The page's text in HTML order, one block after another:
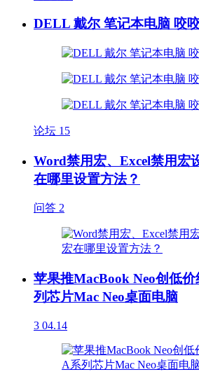
DELL 戴尔 笔记本电脑 咬
论坛 15
Word禁用宏、Excel禁用宏
在哪里设置方法？
问答 2
苹果推MacBook Neo创低
列芯片Mac Neo桌面电脑
3 04.14